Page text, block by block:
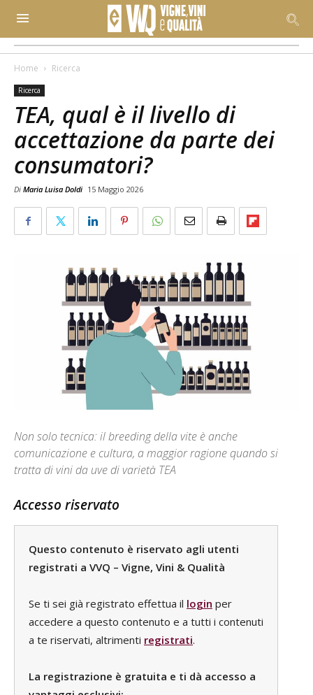
Home Ricerca
Ricerca
TEA, qual è il livello di
accettazione da parte dei
consumatori?
Di Maria Luisa Doldi 15 Maggio 2026
Non solo tecnica: il breeding della vite è anche
comunicazione e cultura, a maggior ragione quando si
tratta di vini da uve di varietà TEA
Accesso riservato
Questo contenuto è riservato agli utenti
registrati a VVQ – Vigne, Vini & Qualità
Se ti sei già registrato effettua il login per
accedere a questo contenuto e a tutti i contenuti
a te riservati, altrimenti registrati.
La registrazione è gratuita e ti dà accesso a